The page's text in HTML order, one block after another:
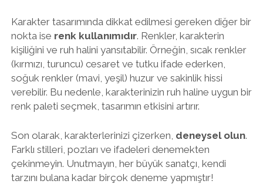
Karakter tasarımında dikkat edilmesi gereken diğer bir
nokta ise renk kullanımıdır. Renkler, karakterin
kişiliğini ve ruh halini yansıtabilir. Örneğin, sıcak renkler
(kırmızı, turuncu) cesaret ve tutku ifade ederken,
soğuk renkler (mavi, yeşil) huzur ve sakinlik hissi
verebilir. Bu nedenle, karakterinizin ruh haline uygun bir
renk paleti seçmek, tasarımın etkisini artırır.
Son olarak, karakterlerinizi çizerken, deneysel olun.
Farklı stilleri, pozları ve ifadeleri denemekten
çekinmeyin. Unutmayın, her büyük sanatçı, kendi
tarzını bulana kadar birçok deneme yapmıştır!